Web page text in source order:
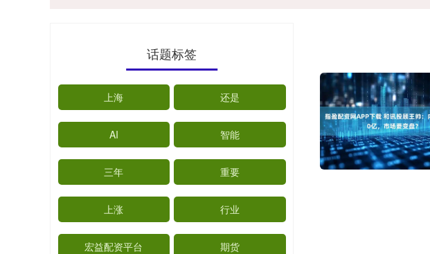
话题标签
上海 还是
AI 智能
三年 重要
上涨 行业
宏益配资平台 期货